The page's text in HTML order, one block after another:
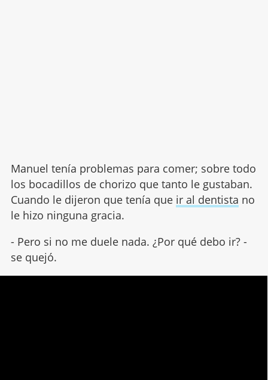
Manuel tenía problemas para comer; sobre todo
los bocadillos de chorizo que tanto le gustaban.
Cuando le dijeron que tenía que ir al dentista no
le hizo ninguna gracia.
- Pero si no me duele nada. ¿Por qué debo ir? -
se quejó.